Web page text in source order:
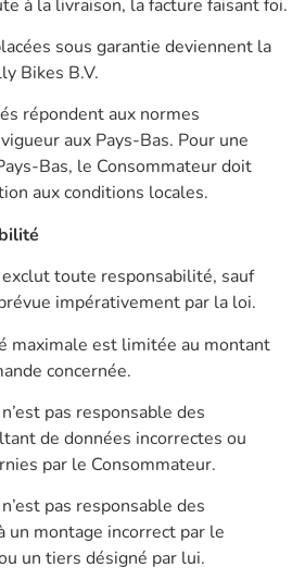
à la livraison, la facture faisant foi.
sous garantie deviennent la
Bikes B.V.
répondent aux normes
aux Pays-Bas. Pour une
Bas, le Consommateur doit
aux conditions locales.
toute responsabilité, sauf
impérativement par la loi.
maximale est limitée au montant
concernée.
pas responsable des
de données incorrectes ou
par le Consommateur.
pas responsable des
un montage incorrect par le
un tiers désigné par lui.